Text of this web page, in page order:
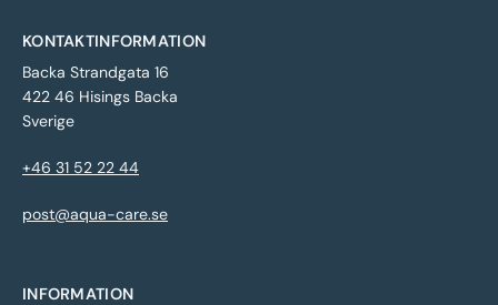
KONTAKTINFORMATION
Backa Strandgata 16
422 46 Hisings Backa
Sverige
+46 31 52 22 44
post@aqua-care.se
INFORMATION